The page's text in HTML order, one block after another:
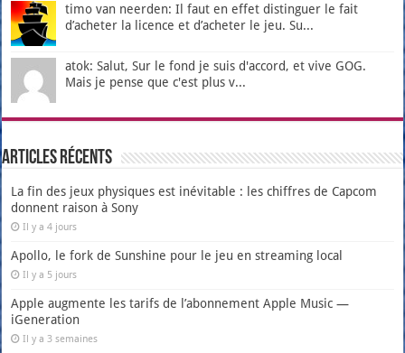
timo van neerden: Il faut en effet distinguer le fait
d’acheter la licence et d’acheter le jeu. Su...
atok: Salut, Sur le fond je suis d'accord, et vive GOG.
Mais je pense que c'est plus v...
Articles récents
La fin des jeux physiques est inévitable : les chiffres de Capcom
donnent raison à Sony
Il y a 4 jours
Apollo, le fork de Sunshine pour le jeu en streaming local
Il y a 5 jours
Apple augmente les tarifs de l’abonnement Apple Music —
iGeneration
Il y a 3 semaines